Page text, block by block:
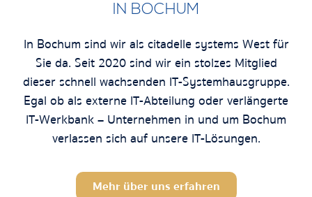
IN BOCHUM
In Bochum sind wir als citadelle systems Westfür
Sie da. Seit 2020 sind wir ein stolzes Mitglied
dieser schnell wachsenden IT-Systemhausgruppe.
Egal ob als externe IT-Abteilung oder verlängerte
IT-Werkbank – Unternehmen in und um Bochum
verlassen sich auf unsere IT-Lösungen.
Mehr über uns erfahren